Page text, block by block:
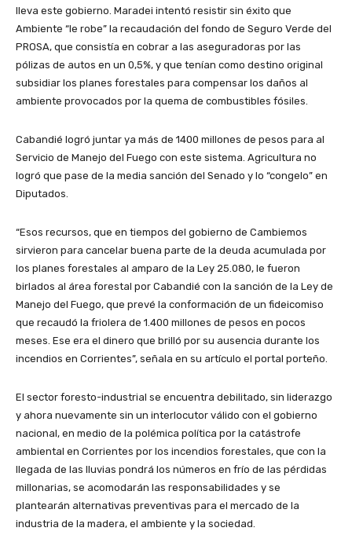
lleva este gobierno. Maradei intentó resistir sin éxito que
Ambiente “le robe” la recaudación del fondo de Seguro Verde del
PROSA, que consistía en cobrar a las aseguradoras por las
pólizas de autos en un 0,5%, y que tenían como destino original
subsidiar los planes forestales para compensar los daños al
ambiente provocados por la quema de combustibles fósiles.
Cabandié logró juntar ya más de 1400 millones de pesos para al
Servicio de Manejo del Fuego con este sistema. Agricultura no
logró que pase de la media sanción del Senado y lo “congelo” en
Diputados.
“Esos recursos, que en tiempos del gobierno de Cambiemos
sirvieron para cancelar buena parte de la deuda acumulada por
los planes forestales al amparo de la Ley 25.080, le fueron
birlados al área forestal por Cabandié con la sanción de la Ley de
Manejo del Fuego, que prevé la conformación de un fideicomiso
que recaudó la friolera de 1.400 millones de pesos en pocos
meses. Ese era el dinero que brilló por su ausencia durante los
incendios en Corrientes”, señala en su artículo el portal porteño.
El sector foresto-industrial se encuentra debilitado, sin liderazgo
y ahora nuevamente sin un interlocutor válido con el gobierno
nacional, en medio de la polémica política por la catástrofe
ambiental en Corrientes por los incendios forestales, que con la
llegada de las lluvias pondrá los números en frío de las pérdidas
millonarias, se acomodarán las responsabilidades y se
plantearán alternativas preventivas para el mercado de la
industria de la madera, el ambiente y la sociedad.